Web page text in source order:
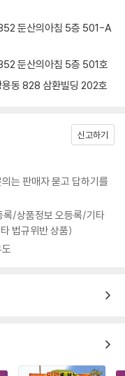
둔산의아침 5층 501-A
둔산의아침 5층 501호
동 828 삼환빌딩 202호
신고하기
는 판매자 묻고 답하기를
록/상품정보 오등록/기타
법규위반 상품)